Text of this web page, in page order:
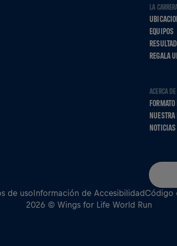
LA
EQUIPOS
REGALA
ACERCA DE
NOTICIAS
de usoInformación de AccesibilidadCódigo
2026 © Wings for Life World Run